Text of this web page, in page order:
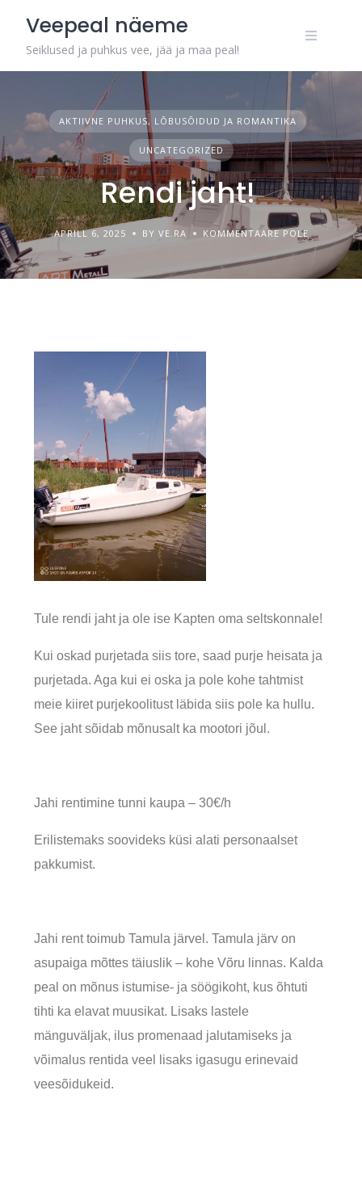
Veepeal näeme
Seiklused ja puhkus vee, jää ja maa peal!
AKTIIVNE PUHKUS, LÕBUSÕIDUD JA ROMANTIKA
UNCATEGORIZED
Rendi jaht!
APRILL 6, 2025 BY VE.RA KOMMENTAARE POLE
Tule rendi jaht ja ole ise Kapten oma seltskonnale!
Kui oskad purjetada siis tore, saad purje heisata ja
purjetada. Aga kui ei oska ja pole kohe tahtmist
meie kiiret purjekoolitust läbida siis pole ka hullu.
See jaht sõidab mõnusalt ka mootori jõul.
Jahi rentimine tunni kaupa – 30€/h
Erilistemaks soovideks küsi alati personaalset
pakkumist.
Jahi rent toimub Tamula järvel. Tamula järv on
asupaiga mõttes täiuslik – kohe Võru linnas. Kalda
peal on mõnus istumise- ja söögikoht, kus õhtuti
tihti ka elavat muusikat. Lisaks lastele
mänguväljak, ilus promenaad jalutamiseks ja
võimalus rentida veel lisaks igasugu erinevaid
veesõidukeid.